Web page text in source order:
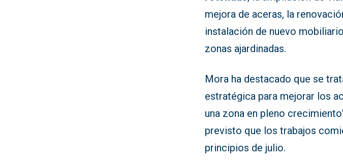
mejora de aceras, la
instalación de nuevo
zonas ajardinadas.
Mora ha destacado que se
estratégica para mejorar los
una zona en pleno
previsto que los trabajos
principios de julio.